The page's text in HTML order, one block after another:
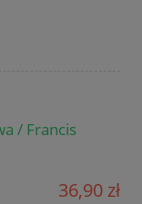
/ Francis
36,90 zł